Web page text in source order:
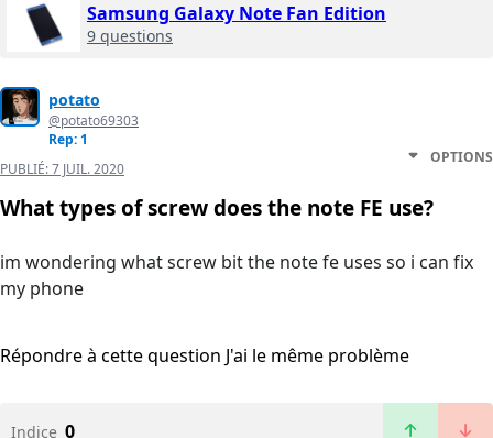
Samsung Galaxy Note Fan Edition
9 questions
potato
@potato69303
Rep: 1
PUBLIÉ:7 JUIL. 2020
OPTIONS
What types of screw does the note FE use?
im wondering what screw bit the note fe uses so i can fix
my phone
Répondre à cette question J'ai le même problème
Indice 0